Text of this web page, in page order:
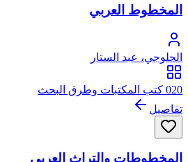
المخطوط العربي
الحلوجي، عبد الستار
020 كتب المكتبات وطرق البحث
تفاصيل
المخطوطات والتراث العربي